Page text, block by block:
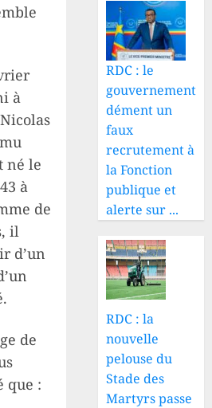
à
né le
à
de
il
d’un
de
que :
RDC : le
gouvernement
dément un
faux
recrutement à
la Fonction
publique et
alerte sur ...
RDC : la
nouvelle
pelouse du
Stade des
Martyrs passe